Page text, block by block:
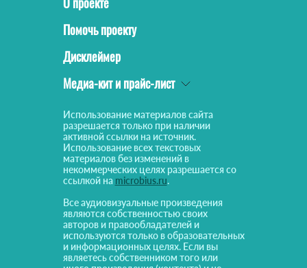
Помочь проекту
Дисклеймер
Медиа-кит и прайс-лист
Использование материалов сайта
разрешается только при наличии
активной ссылки на источник.
Использование всех текстовых
материалов без изменений в
некоммерческих целях разрешается со
ссылкой на microbius.ru.
Все аудиовизуальные произведения
являются собственностью своих
авторов и правообладателей и
используются только в образовательных
и информационных целях. Если вы
являетесь собственником того или